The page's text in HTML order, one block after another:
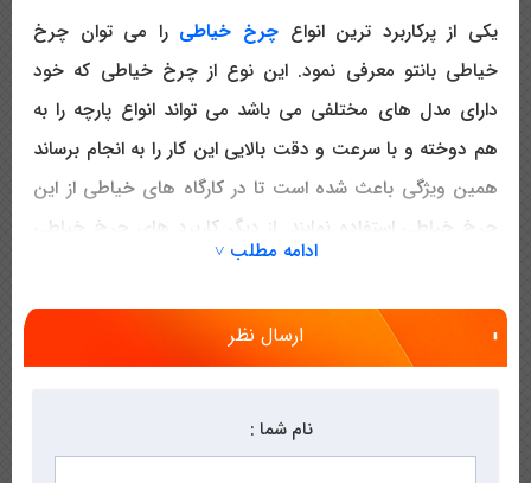
یکی از پرکاربرد ترین انواع چرخ خیاطی را می توان چرخ
خیاطی بانتو معرفی نمود. این نوع از چرخ خیاطی که خود
دارای مدل های مختلفی می باشد می تواند انواع پارچه را به
هم دوخته و با سرعت و دقت بالایی این کار را به انجام برساند
همین ویژگی باعث شده است تا در کارگاه های خیاطی از این
چرخ خیاطی استفاده نمایند. از دیگر کاربرد های چرخ خیاطی
بانتو می توان به امکان لبه دوزی کت و پیراهن اشاره نمود. با
توجه به فرمت و حالت خاصی که لبه کت و پیراهن دارند می
بایست از
چرخ خیاطی
مخصوصی برای دوخت این نواحی
خیاطی می باشد که این امکان را برای تولید کنندگان به وجود
می آورد که به صورت حرفه ای و دقیق تر این نواحی را دوخته
ادامه مطلب ˅
ارسال نظر
نام شما :